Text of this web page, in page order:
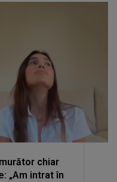
chiar
„Am intrat în